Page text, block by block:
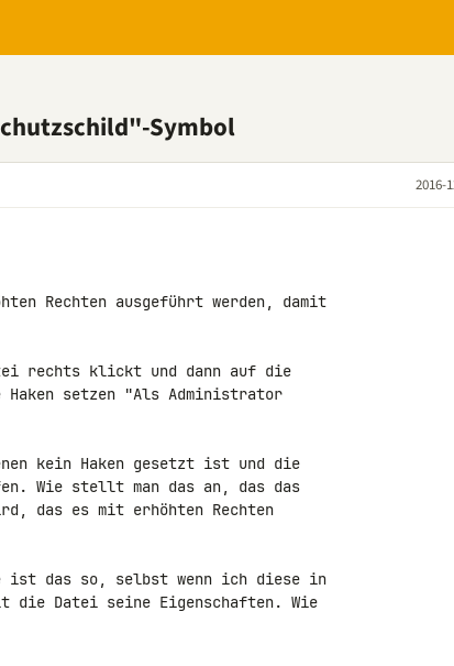
Symbol
2016-
Rechten ausgeführt werden, damit
rechts klickt und dann auf die
Haken setzen "Als Administrator
kein Haken gesetzt ist und die
Wie stellt man das an, das das
das es mit erhöhten Rechten
ist das so, selbst wenn ich diese in
die Datei seine Eigenschaften. Wie